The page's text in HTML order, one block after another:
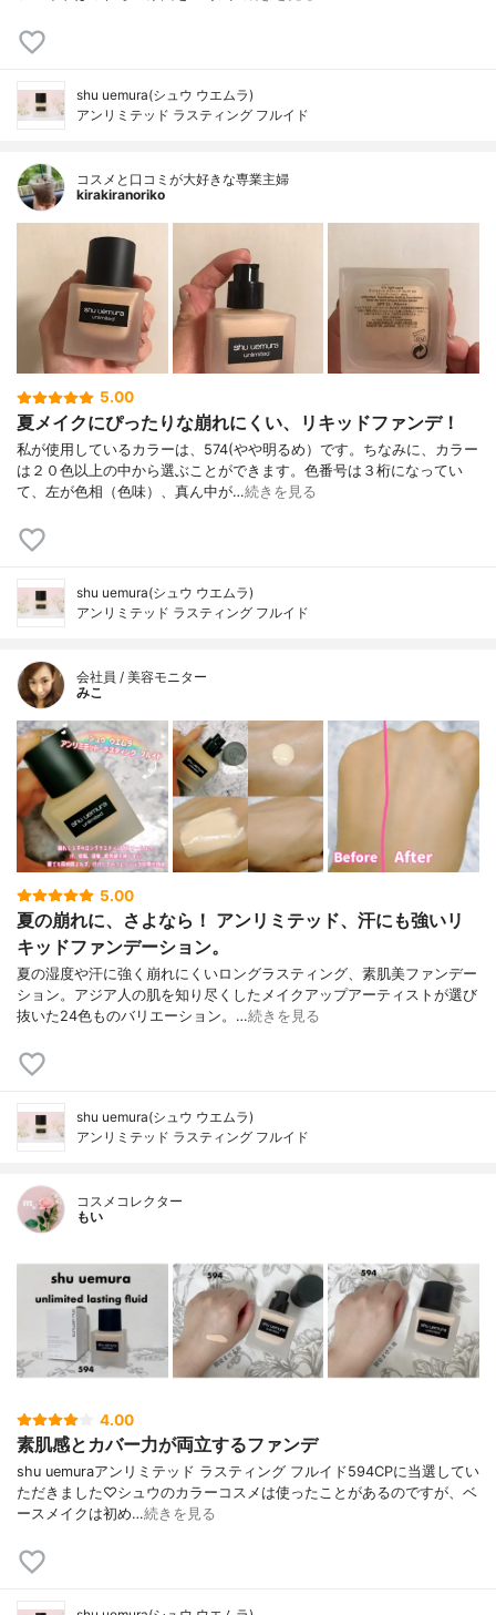
shu uemura(シュウ ウエムラ)
アンリミテッド ラスティング フルイド
コスメと口コミが大好きな専業主婦
kirakiranoriko
5.00
夏メイクにぴったりな崩れにくい、リキッドファンデ！
私が使用しているカラーは、574(やや明るめ）です。ちなみに、カラー
は２０色以上の中から選ぶことができます。色番号は３桁になってい
て、左が色相（色味）、真ん中が…続きを見る
shu uemura(シュウ ウエムラ)
アンリミテッド ラスティング フルイド
会社員 / 美容モニター
みこ
5.00
夏の崩れに、さよなら！ アンリミテッド、汗にも強いリ
キッドファンデーション。
夏の湿度や汗に強く崩れにくいロングラスティング、素肌美ファンデー
ション。アジア人の肌を知り尽くしたメイクアップアーティストが選び
抜いた24色ものバリエーション。…続きを見る
shu uemura(シュウ ウエムラ)
アンリミテッド ラスティング フルイド
コスメコレクター
もい
4.00
素肌感とカバー力が両立するファンデ
shu uemuraアンリミテッド ラスティング フルイド594CPに当選してい
ただきました♡シュウのカラーコスメは使ったことがあるのですが、ベ
ースメイクは初め…続きを見る